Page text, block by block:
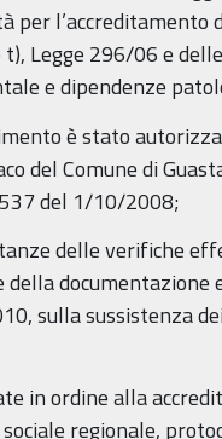
per l’accreditamento
Legge 296/06 e
e dipendenze
è stato
del Comune di
del 1/10/2008;
delle verifiche
della
sulla sussistenza
in ordine alla
regionale,